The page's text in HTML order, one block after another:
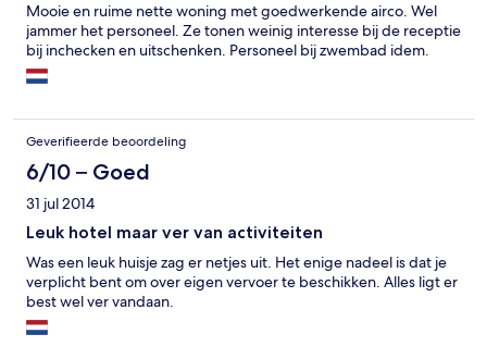
Mooie en ruime nette woning met goedwerkende airco. Wel
jammer het personeel. Ze tonen weinig interesse bij de receptie
bij inchecken en uitschenken. Personeel bij zwembad idem.
Geverifieerde beoordeling
6/10 – Goed
31 jul 2014
Leuk hotel maar ver van activiteiten
Was een leuk huisje zag er netjes uit. Het enige nadeel is dat je
verplicht bent om over eigen vervoer te beschikken. Alles ligt er
best wel ver vandaan.